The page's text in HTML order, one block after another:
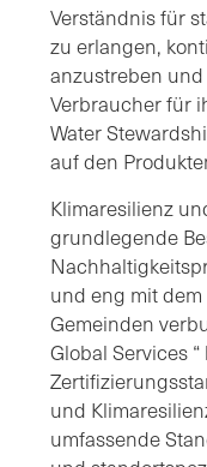
Verständnis für
zu erlangen,
anzustreben
Verbraucher für
Water
auf den
Klimaresilienz
grundlegende
und eng mit
Gemeinden
Global Services
und
umfassende